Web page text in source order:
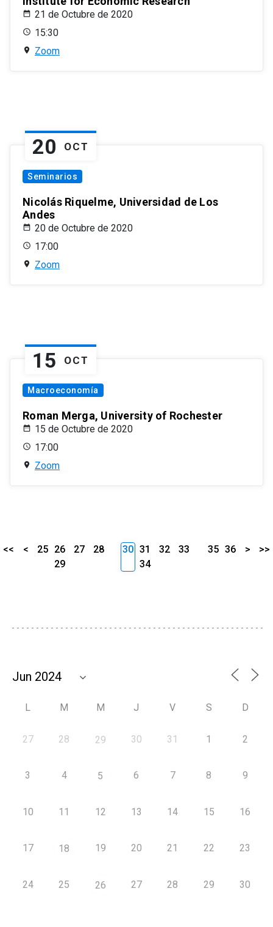
21 de Octubre de 2020
15:30
Zoom
20 OCT
Seminarios
Nicolás Riquelme, Universidad de Los
Andes
20 de Octubre de 2020
17:00
Zoom
15 OCT
Macroeconomía
Roman Merga, University of Rochester
15 de Octubre de 2020
17:00
Zoom
<< < 25 26 27
28
29
30 31 32
33
34
35 36 > >>
L M M J V S D
27 28 29 30 31 1 2
3 4 5 6 7 8 9
10 11 12 13 14 15 16
17 18 19 20 21 22 23
24 25 26 27 28 29 30